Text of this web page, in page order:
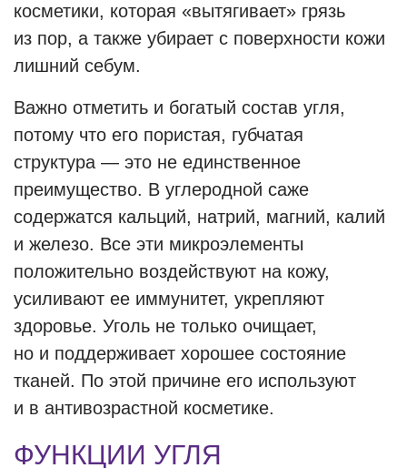
косметики, которая «вытягивает» грязь
из пор, а также убирает с поверхности кожи
лишний себум.
Важно отметить и богатый состав угля,
потому что его пористая, губчатая
структура — это не единственное
преимущество. В углеродной саже
содержатся кальций, натрий, магний, калий
и железо. Все эти микроэлементы
положительно воздействуют на кожу,
усиливают ее иммунитет, укрепляют
здоровье. Уголь не только очищает,
но и поддерживает хорошее состояние
тканей. По этой причине его используют
и в антивозрастной косметике.
ФУНКЦИИ УГЛЯ